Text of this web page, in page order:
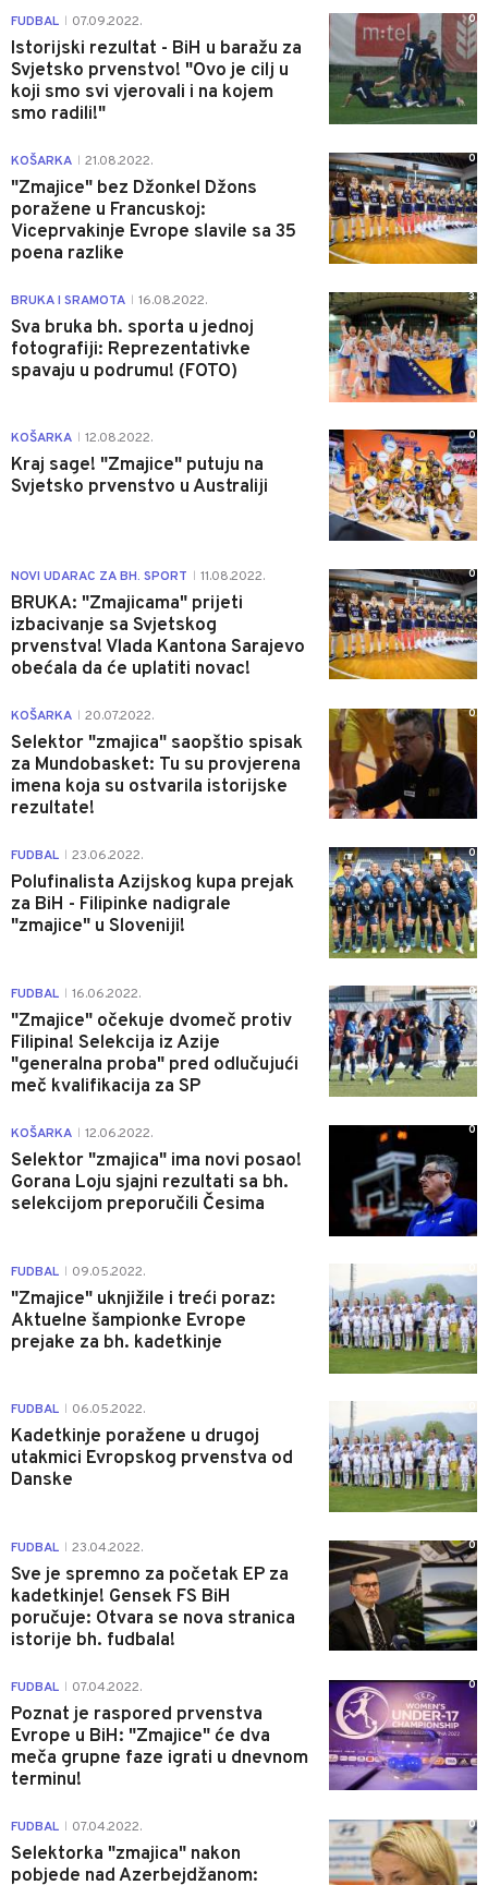
FUDBAL 07.09.2022.
Istorijski rezultat - BiH u baražu za
Svjetsko prvenstvo! "Ovo je cilj u
koji smo svi vjerovali i na kojem
smo radili!"
0
KOŠARKA 21.08.2022.
"Zmajice" bez Džonkel Džons
poražene u Francuskoj:
Viceprvakinje Evrope slavile sa 35
poena razlike
0
BRUKA I SRAMOTA 16.08.2022.
Sva bruka bh. sporta u jednoj
fotografiji: Reprezentativke
spavaju u podrumu! (FOTO)
3
KOŠARKA 12.08.2022.
Kraj sage! "Zmajice" putuju na
Svjetsko prvenstvo u Australiji
0
NOVI UDARAC ZA BH. SPORT 11.08.2022.
BRUKA: "Zmajicama" prijeti
izbacivanje sa Svjetskog
prvenstva! Vlada Kantona Sarajevo
obećala da će uplatiti novac!
0
KOŠARKA 20.07.2022.
Selektor "zmajica" saopštio spisak
za Mundobasket: Tu su provjerena
imena koja su ostvarila istorijske
rezultate!
0
FUDBAL 23.06.2022.
Polufinalista Azijskog kupa prejak
za BiH - Filipinke nadigrale
"zmajice" u Sloveniji!
0
FUDBAL 16.06.2022.
"Zmajice" očekuje dvomeč protiv
Filipina! Selekcija iz Azije
"generalna proba" pred odlučujući
meč kvalifikacija za SP
0
KOŠARKA 12.06.2022.
Selektor "zmajica" ima novi posao!
Gorana Loju sjajni rezultati sa bh.
selekcijom preporučili Česima
0
FUDBAL 09.05.2022.
"Zmajice" uknjižile i treći poraz:
Aktuelne šampionke Evrope
prejake za bh. kadetkinje
FUDBAL 06.05.2022.
Kadetkinje poražene u drugoj
utakmici Evropskog prvenstva od
Danske
FUDBAL 23.04.2022.
Sve je spremno za početak EP za
kadetkinje! Gensek FS BiH
poručuje: Otvara se nova stranica
istorije bh. fudbala!
0
FUDBAL 07.04.2022.
Poznat je raspored prvenstva
Evrope u BiH: "Zmajice" će dva
meča grupne faze igrati u dnevnom
terminu!
0
FUDBAL 07.04.2022.
Selektorka "zmajica" nakon
pobjede nad Azerbejdžanom:
0